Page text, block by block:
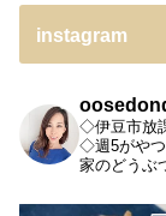
instagram
◇伊豆市放
◇週5がや
家のどう